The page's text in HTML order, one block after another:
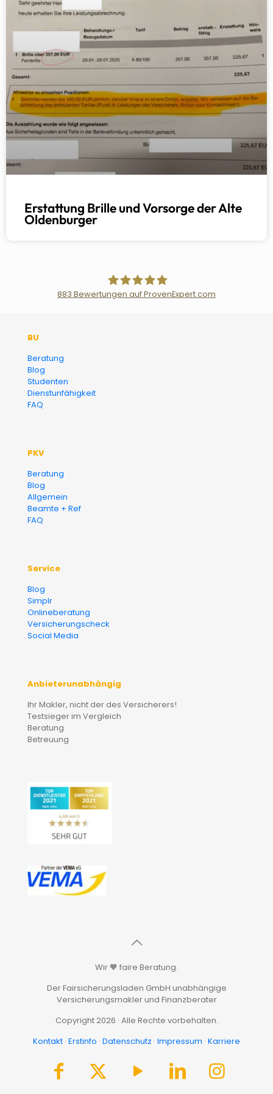
Erstattung Brille und Vorsorge der Alte
Oldenburger
883 Bewertungen auf ProvenExpert.com
BU
Beratung
Blog
Studenten
Dienstunfähigkeit
FAQ
PKV
Beratung
Blog
Allgemein
Beamte + Ref
FAQ
Service
Blog
Simplr
Onlineberatung
Versicherungscheck
Social Media
Anbieterunabhängig
Ihr Makler, nicht der des Versicherers!
Testsieger im Vergleich
Beratung
Betreuung
Wir 🧡 faire Beratung.
Der Fairsicherungsladen GmbH unabhängige
Versicherungsmakler und Finanzberater
Copyright 2026 · Alle Rechte vorbehalten.
Kontakt · Erstinfo · Datenschutz · Impressum · Karriere